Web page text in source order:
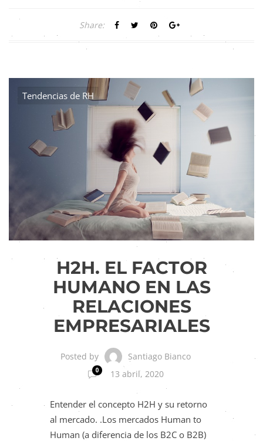
Share:
Tendencias de RH
H2H. EL FACTOR
HUMANO EN LAS
RELACIONES
EMPRESARIALES
Posted by Santiago Bianco
0 13 abril, 2020
Entender el concepto H2H y su retorno
al mercado. .Los mercados Human to
Human (a diferencia de los B2C o B2B)